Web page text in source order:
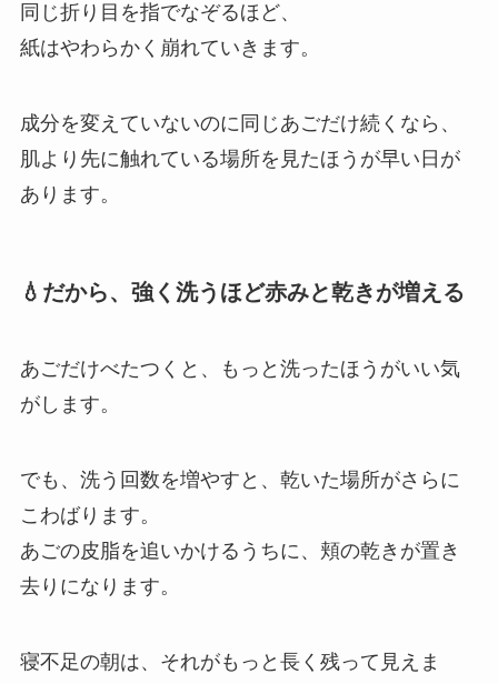
同じ折り目を指でなぞるほど、
紙はやわらかく崩れていきます。
成分を変えていないのに同じあごだけ続くなら、
肌より先に触れている場所を見たほうが早い日が
あります。
💧だから、強く洗うほど赤みと乾きが増える
あごだけべたつくと、もっと洗ったほうがいい気
がします。
でも、洗う回数を増やすと、乾いた場所がさらに
こわばります。
あごの皮脂を追いかけるうちに、頬の乾きが置き
去りになります。
寝不足の朝は、それがもっと長く残って見えま